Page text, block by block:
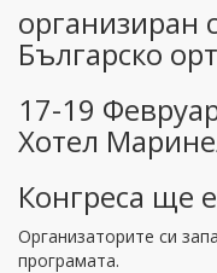
организиран
Българско
17-19
Хотел
Конгреса ще
Организаторите си
програмата.